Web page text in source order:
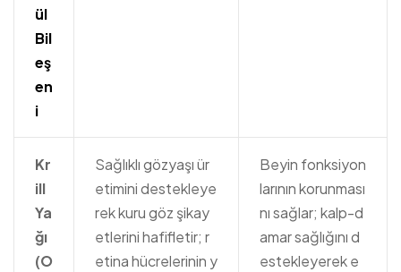
ül
Bil
eş
en
i
Kr
ill
Ya
ğı
(O
Sağlıklı gözyaşı ür
etimini destekleye
rek kuru göz şikay
etlerini hafifletir; r
etina hücrelerinin y
Beyin fonksiyon
larının korunması
nı sağlar; kalp-d
amar sağlığını d
estekleyerek e